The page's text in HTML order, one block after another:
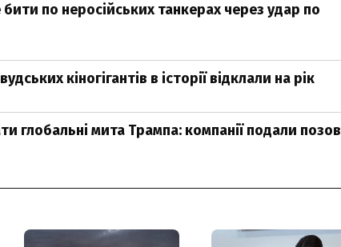
по неросійських танкерах через удар по
кіногігантів в історії відклали на рік
глобальні мита Трампа: компанії подали позов